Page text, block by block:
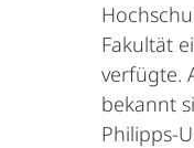
Fakultät
verfügte.
bekannt
Philipps-